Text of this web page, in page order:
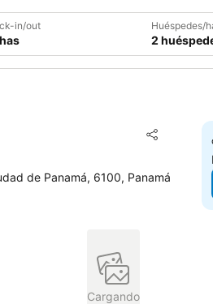
in/out Huéspedes/
2
Compartir
de Panamá, 6100, Panamá
Cargando